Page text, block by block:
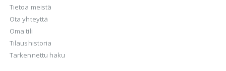
Tietoa meistä
Ota yhteyttä
Oma tili
Tilaushistoria
Tarkennettu haku